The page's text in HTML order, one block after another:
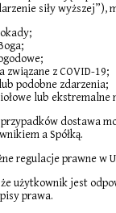
siły wyższej”),
związane z COVID-19;
podobne zdarzenia;
lub ekstremalne
dostawa
a Spółką.
regulacje prawne w
że użytkownik jest
prawa.